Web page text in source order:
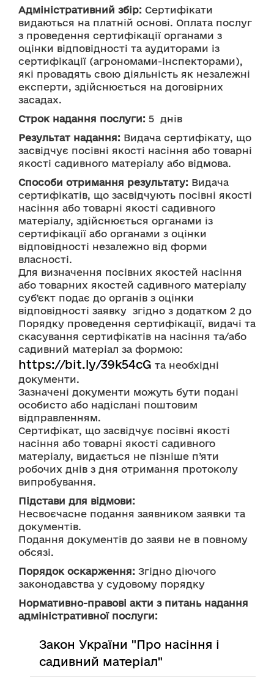
Адміністративний збір: Сертифікати
видаються на платній основі. Оплата послуг
з проведення сертифікації органами з
оцінки відповідності та аудиторами із
сертифікації (агрономами-інспекторами),
які провадять свою діяльність як незалежні
експерти, здійснюється на договірних
засадах.
Строк надання послуги: 5  днів
Результат надання: Видача сертифікату, що
засвідчує посівні якості насіння або товарні
якості садивного матеріалу або відмова.
Способи отримання результату: Видача
сертифікатів, що засвідчують посівні якості
насіння або товарні якості садивного
матеріалу, здійснюється органами із
сертифікації або органами з оцінки
відповідності незалежно від форми
власності.
Для визначення посівних якостей насіння
або товарних якостей садивного матеріалу
суб’єкт подає до органів з оцінки
відповідності заявку  згідно з додатком 2 до
Порядку проведення сертифікації, видачі та
скасування сертифікатів на насіння та/або
https://bit.ly/39k54cG та необхідні
документи.
Зазначені документи можуть бути подані
особисто або надіслані поштовим
відправленням.
Сертифікат, що засвідчує посівні якості
насіння або товарні якості садивного
матеріалу, видається не пізніше п’яти
робочих днів з дня отримання протоколу
випробування.
Підстави для відмови:
Несвоєчасне подання заявником заявки та
документів.
Подання документів до заяви не в повному
обсязі.
Порядок оскарження: Згідно діючого
законодавства у судовому порядку
Нормативно-правові акти з питань надання
адміністративної послуги:
Закон України "Про насіння і
садивний матеріал"